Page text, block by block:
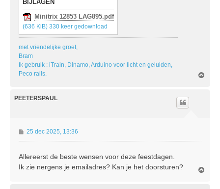
BIJLAGEN
Minitrix 12853 LAG895.pdf
(636 KiB) 330 keer gedownload
met vriendelijke groet,
Bram
Ik gebruik : iTrain, Dinamo, Arduino voor licht en geluiden,
Peco rails.
PEETERSPAUL
B
e
i
c
25 dec 2025, 13:36
Allereerst de beste wensen voor deze feestdagen.
Ik zie nergens je emailadres? Kan je het doorsturen?